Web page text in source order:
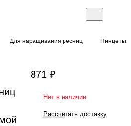
Для наращивания ресниц Пинцеты
871 ₽
Нет в наличии
Рассчитать доставку